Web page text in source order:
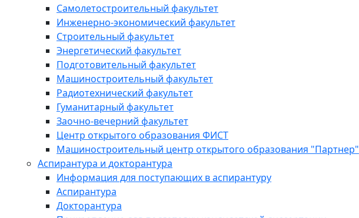
Самолетостроительный факультет
Инженерно-экономический факультет
Строительный факультет
Энергетический факультет
Подготовительный факультет
Машиностроительный факультет
Радиотехнический факультет
Гуманитарный факультет
Заочно-вечерний факультет
Центр открытого образования ФИСТ
Машиностроительный центр открытого образования "Партнер"
Аспирантура и докторантура
Информация для поступающих в аспирантуру
Аспирантура
Докторантура